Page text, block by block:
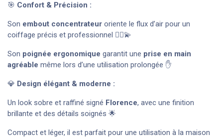
🎯 Confort & Précision :
Son embout concentrateur oriente le flux d’air pour un
coiffage précis et professionnel 💇‍♀️💫
Son poignée ergonomique garantit une prise en main
agréable même lors d’une utilisation prolongée ✋
💎 Design élégant & moderne :
Un look sobre et raffiné signé Florence, avec une finition
brillante et des détails soignés 🌟
Compact et léger, il est parfait pour une utilisation à la maison